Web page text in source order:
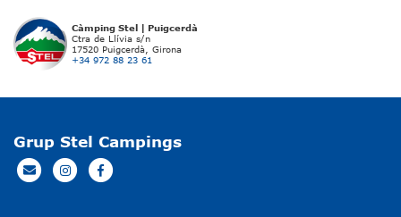
Càmping Stel | Puigcerdà
Ctra de Llívia s/n
17520 Puigcerdà, Girona
+34 972 88 23 61
Grup Stel Campings